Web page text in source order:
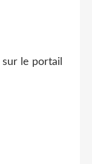
sur le portail